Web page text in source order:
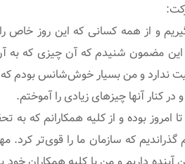
و از همه کسانی که این روز خاص
مضمون شنیدم که آن چیزی که به
کنار آنها چیزهای زیادی را آموختم.
تا امروز بوده و از کلیه همکارانم که
که سازمان ما را قوی‌تر کرد.